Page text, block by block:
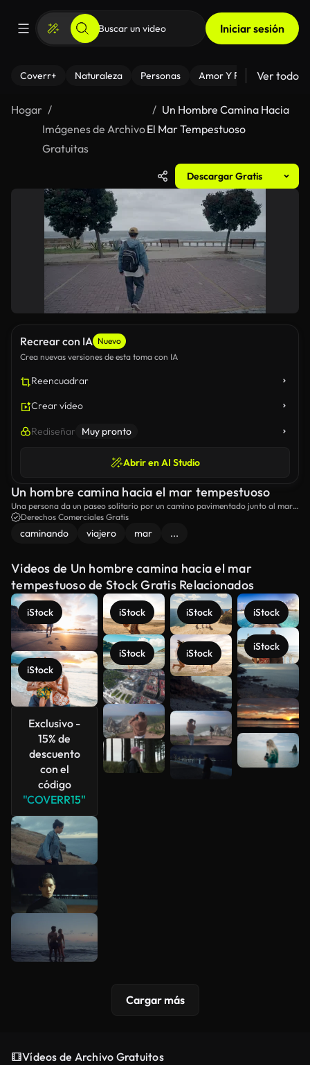
Iniciar sesión
Coverr+ Naturaleza Personas Amor Y Relaciones
Ver todo
Hogar
Imágenes de Archivo
Gratuitas
Un Hombre Camina Hacia
El Mar Tempestuoso
Descargar Gratis
Recrear con IA Nuevo
Crea nuevas versiones de esta toma con IA
Reencuadrar
Crear vídeo
Rediseñar Muy pronto
Abrir en AI Studio
Un hombre camina hacia el mar tempestuoso
Una persona da un paseo solitario por un camino pavimentado junto al mar
en un día tormentoso.
Derechos Comerciales Gratis
caminando viajero mar ...
Videos de Un hombre camina hacia el mar
tempestuoso de Stock Gratis Relacionados
iStock
iStock
Exclusivo -
15% de
descuento
con el
código
"COVERR15"
iStock
iStock
iStock
iStock
iStock
iStock
Ver más
Cargar más
Vídeos de Archivo Gratuitos